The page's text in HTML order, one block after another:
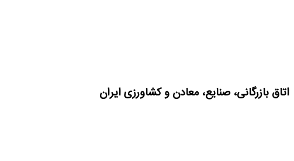
اتاق بازرگانی، صنایع، معادن و کشاورزی ایران